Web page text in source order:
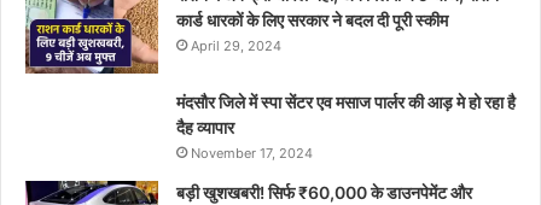
कार्ड धारकों के लिए सरकार ने बदल दी पूरी स्कीम
April 29, 2024
मंदसौर जिले में स्पा सेंटर एव मसाज पार्लर की आड़ मे हो रहा है
दैह व्यापार
November 17, 2024
बड़ी खुशखबरी! सिर्फ ₹60,000 के डाउनपेमेंट और